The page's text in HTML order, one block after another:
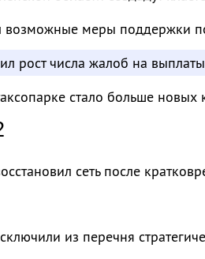
меры поддержки
рост числа жалоб на
стало больше новых
сеть после
из перечня